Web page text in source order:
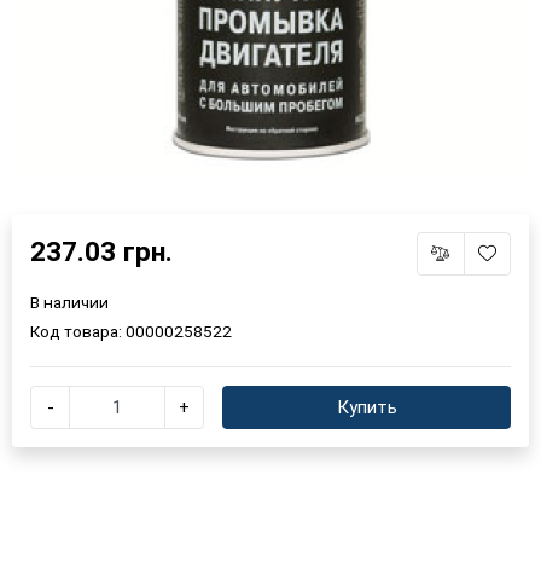
Выберите язык магазина ×
237.03 грн.
В наличии
Код товара: 00000258522
- + Купить